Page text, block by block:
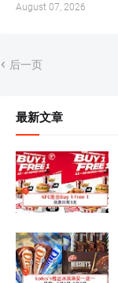
August 07, 2026
后一页
最新文章